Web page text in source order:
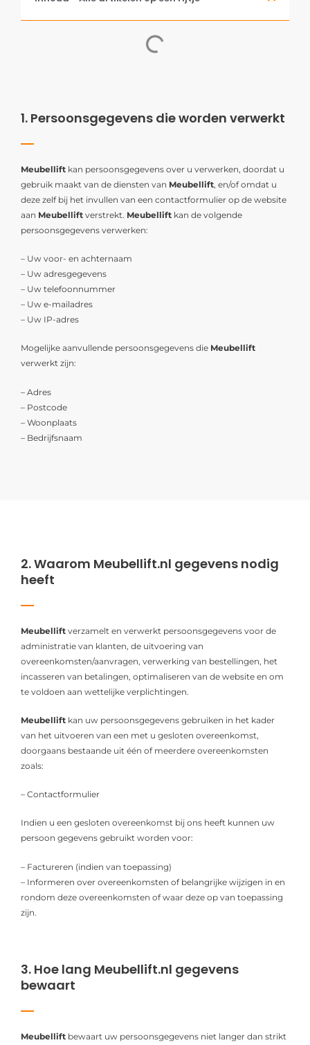
1. Persoonsgegevens die worden verwerkt
Meubellift kan persoonsgegevens over u verwerken, doordat u
gebruik maakt van de diensten van Meubellift, en/of omdat u
deze zelf bij het invullen van een contactformulier op de website
aan Meubellift verstrekt. Meubellift kan de volgende
persoonsgegevens verwerken:
– Uw voor- en achternaam
– Uw adresgegevens
– Uw telefoonnummer
– Uw e-mailadres
– Uw IP-adres
Mogelijke aanvullende persoonsgegevens die Meubellift
verwerkt zijn:
– Adres
– Postcode
– Woonplaats
– Bedrijfsnaam
2. Waarom Meubellift.nl gegevens nodig
heeft
Meubellift verzamelt en verwerkt persoonsgegevens voor de
administratie van klanten, de uitvoering van
overeenkomsten/aanvragen, verwerking van bestellingen, het
incasseren van betalingen, optimaliseren van de website en om
te voldoen aan wettelijke verplichtingen.
Meubellift kan uw persoonsgegevens gebruiken in het kader
van het uitvoeren van een met u gesloten overeenkomst,
doorgaans bestaande uit één of meerdere overeenkomsten
zoals:
– Contactformulier
Indien u een gesloten overeenkomst bij ons heeft kunnen uw
persoon gegevens gebruikt worden voor:
– Factureren (indien van toepassing)
– Informeren over overeenkomsten of belangrijke wijzigen in en
rondom deze overeenkomsten of waar deze op van toepassing
zijn.
3. Hoe lang Meubellift.nl gegevens
bewaart
Meubellift bewaart uw persoonsgegevens niet langer dan strikt